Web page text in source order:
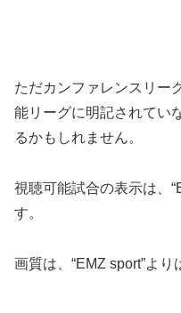
ただカンファレンスリー
能リーグに明記されてい
るかもしれません。
視聴可能試合の表示は、
す。
画質は、“EMZ sport”より